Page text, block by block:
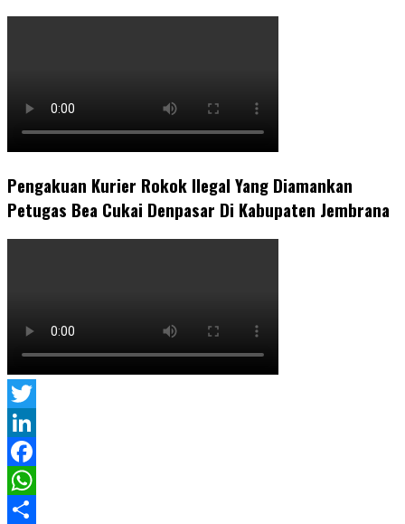
Pengakuan Kurier Rokok Ilegal Yang Diamankan
Petugas Bea Cukai Denpasar Di Kabupaten Jembrana
Twitter
LinkedIn
Facebook
WhatsApp